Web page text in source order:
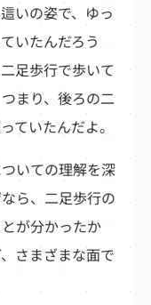
いの姿で、ゆっ
いたんだろう
足歩行で歩いて
まり、後ろの二
ていたんだよ。
いての理解を深
ら、二足歩行の
が分かったか
さまざまな面で